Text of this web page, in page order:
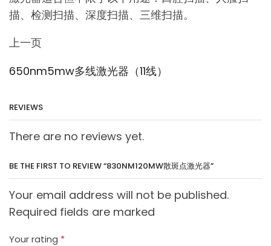
描、检测扫描、深度扫描、三维扫描。
上一页
650nm5mw多线激光器（11线）
REVIEWS
There are no reviews yet.
BE THE FIRST TO REVIEW “830NM120MW散斑点激光器”
Your email address will not be published.
Required fields are marked
Your rating *